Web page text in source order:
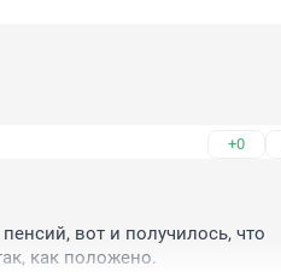
+0
вот и получилось, что
как положено.